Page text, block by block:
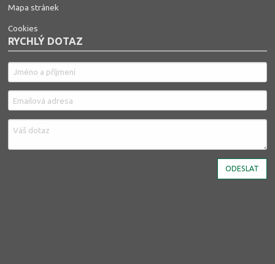
Mapa stránek
Cookies
RYCHLÝ DOTAZ